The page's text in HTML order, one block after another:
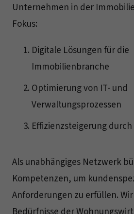
Unternehmen in der
Fokus:
Digitale Lösungen für die
Immobilienbranche
Optimierung von IT- und
Verwaltungsprozessen
Effizienzsteigerung
Als unabhängiges Netzwerk
Kompetenzen, um
Anforderungen zu erfüllen.